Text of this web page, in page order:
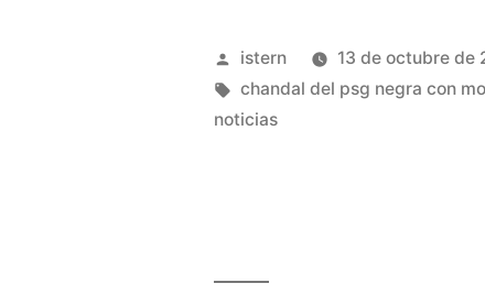
jordan
nike»
Publicado
por
istern 13 de octubre de
Etiquetas:
chandal del psg negra con
noticias